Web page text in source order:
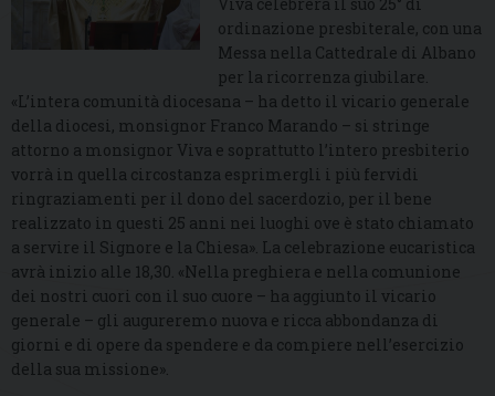
ordinazione presbiterale, con una
Messa nella Cattedrale di Albano
per la ricorrenza giubilare.
«L’intera comunità diocesana – ha detto il vicario generale
della diocesi, monsignor Franco Marando – si stringe
attorno a monsignor Viva e soprattutto l’intero presbiterio
vorrà in quella circostanza esprimergli i più fervidi
ringraziamenti per il dono del sacerdozio, per il bene
realizzato in questi 25 anni nei luoghi ove è stato chiamato
a servire il Signore e la Chiesa». La celebrazione eucaristica
avrà inizio alle 18,30. «Nella preghiera e nella comunione
dei nostri cuori con il suo cuore – ha aggiunto il vicario
generale – gli augureremo nuova e ricca abbondanza di
giorni e di opere da spendere e da compiere nell’esercizio
della sua missione».